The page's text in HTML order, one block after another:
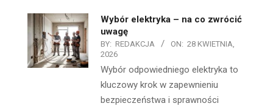
Wybór elektryka – na co zwrócić
uwagę
BY: REDAKCJA ON: 28 KWIETNIA,
2026
Wybór odpowiedniego elektryka to
kluczowy krok w zapewnieniu
bezpieczeństwa i sprawności